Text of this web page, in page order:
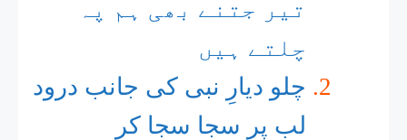
تیر جتنے بھی ہم پہ
چلتے ہیں
چلو دیارِ نبی کی جانب درود
لب پر سجا سجا کر